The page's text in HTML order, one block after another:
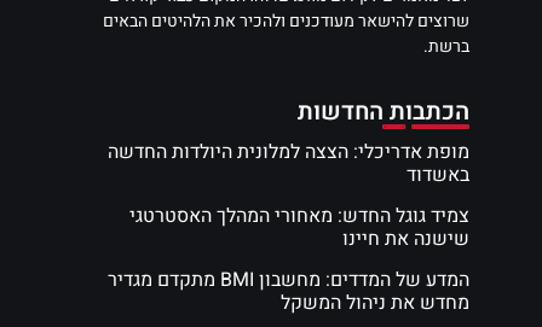
שרוצים להישאר מעודכנים ולהכיר את הלהיטים הבאים
ברשת.
הכתבות החדשות
מופת אדריכלי: הצצה למלונית היולדות החדשה
באשדוד
צמיד גוגל החדש: מאחורי המהלך האסטרטגי
שישנה את חיינו
המדע של המדדים: מחשבון BMI מתקדם מגדיר
מחדש את ניהול המשקל